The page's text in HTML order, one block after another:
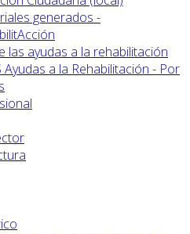
generados -
las ayudas a la rehabilitación
Ayudas a la Rehabilitación - Por